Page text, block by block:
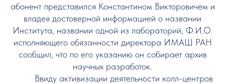
абонент представился Константином Викторовичем и
владея достоверной информацией о названии
Института, названии одной из лабораторий, Ф.И.О.
исполняющего обязанности директора ИМАШ РАН
сообщил, что по его указанию он собирает архив
научных разработок.
Ввиду активизации деятельности колл-центров